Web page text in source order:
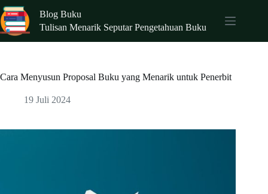
Skip
to
content
Blog Buku
Tulisan Menarik Seputar Pengetahuan Buku
Cara Menyusun Proposal Buku yang Menarik untuk Penerbit
19 Juli 2024